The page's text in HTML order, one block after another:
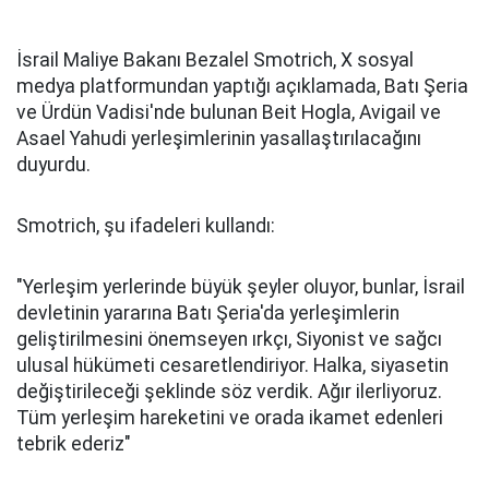
İsrail Maliye Bakanı Bezalel Smotrich, X sosyal
medya platformundan yaptığı açıklamada, Batı Şeria
ve Ürdün Vadisi'nde bulunan Beit Hogla, Avigail ve
Asael Yahudi yerleşimlerinin yasallaştırılacağını
duyurdu.
Smotrich, şu ifadeleri kullandı:
"Yerleşim yerlerinde büyük şeyler oluyor, bunlar, İsrail
devletinin yararına Batı Şeria'da yerleşimlerin
geliştirilmesini önemseyen ırkçı, Siyonist ve sağcı
ulusal hükümeti cesaretlendiriyor. Halka, siyasetin
değiştirileceği şeklinde söz verdik. Ağır ilerliyoruz.
Tüm yerleşim hareketini ve orada ikamet edenleri
tebrik ederiz"